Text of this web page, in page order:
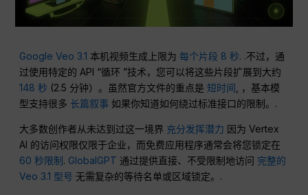
Google Veo 3.1 本机视频生成上限为每个片段 8 秒. .不过，通
过使用特定的 API “循环 ”技术，您可以将这些片段扩展到大约
148 秒 (2.5 分钟）。虽然官方文件的重点是短时间 , ，基本模
型支持很多 长篇叙事 如果你知道如何绕过标准接口的限制。.
大多数创作者从未达到过这一境界 充分发挥潜力 因为 Vertex
AI 的访问权限仅限于企业，而免费应用程序通常会将您锁定在
60 秒限制 . GlobalGPT 通过提供直接、不受限制地访问 完整的
Veo 3.1 型号 无需复杂的等待名单或区域锁定。.